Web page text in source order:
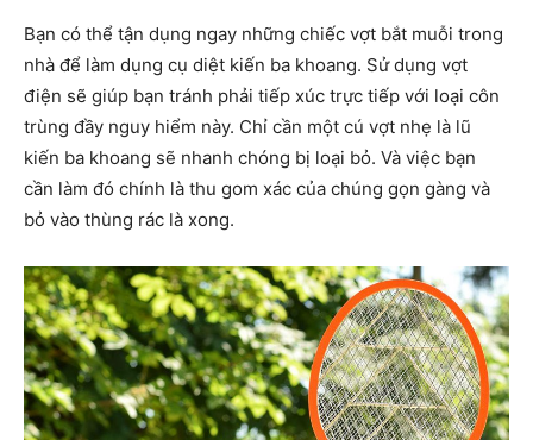
Bạn có thể tận dụng ngay những chiếc vợt bắt muỗi trong
nhà để làm dụng cụ diệt kiến ba khoang. Sử dụng vợt
điện sẽ giúp bạn tránh phải tiếp xúc trực tiếp với loại côn
trùng đầy nguy hiểm này. Chỉ cần một cú vợt nhẹ là lũ
kiến ba khoang sẽ nhanh chóng bị loại bỏ. Và việc bạn
cần làm đó chính là thu gom xác của chúng gọn gàng và
bỏ vào thùng rác là xong.